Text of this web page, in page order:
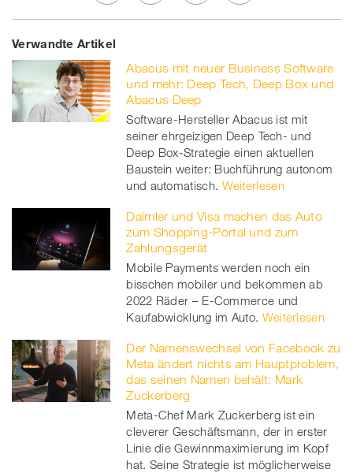
Share
on
Facebook
Twe
on
twitt
er
Share
linkedin
Share
Xing
Verwandte Artikel
Abacus mit neuer Business Software
und mehr: Deep Tech, Deep Box und
Abacus Deep
Software-Hersteller Abacus ist mit
seiner ehrgeizigen Deep Tech- und
Deep Box-Strategie einen aktuellen
Baustein weiter: Buchführung autonom
und automatisch. Weiterlesen
Daimler und Visa machen das Auto
zum Shopping-Portal und zum
Zahlungsgerät
Mobile Payments werden noch ein
bisschen mobiler und bekommen ab
2022 Räder – E-Commerce und
Kaufabwicklung im Auto. Weiterlesen
Der Namenswechsel von Facebook zu
Meta ändert nichts am Hauptproblem,
das seinen Namen behält: Mark
Zuckerberg
Meta-Chef Mark Zuckerberg ist ein
cleverer Geschäftsmann, der in erster
Linie die Gewinnmaximierung im Kopf
hat. Seine Strategie ist möglicherweise